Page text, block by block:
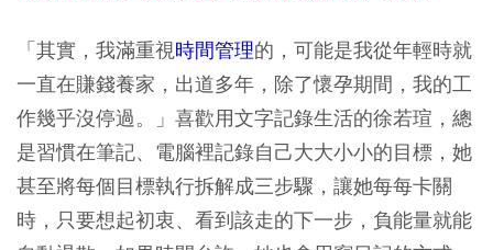
「其實，我滿重視時間管理的，可能是我從年輕時就
一直在賺錢養家，出道多年，除了懷孕期間，我的工
作幾乎沒停過。」喜歡用文字記錄生活的徐若瑄，總
是習慣在筆記、電腦裡記錄自己大大小小的目標，她
甚至將每個目標執行拆解成三步驟，讓她每每卡關
時，只要想起初衷、看到該走的下一步，負能量就能